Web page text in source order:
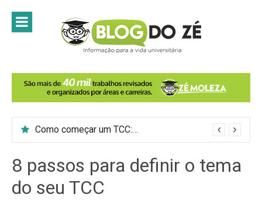
content
Como começar um TCC: 7 passos para introduzir o tema do trabalho
8 passos para definir o tema
do seu TCC